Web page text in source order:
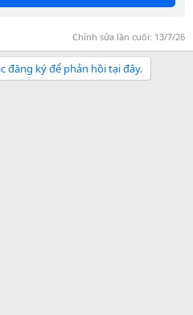
Chỉnh sửa lần cuối: 13/7/26
đăng ký để phản hồi tại đây.